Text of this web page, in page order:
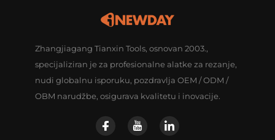
Zhangjiagang Tianxin Tools, osnovan 2003.,
specijaliziran je za profesionalne alatke za rezanje,
nudi globalnu isporuku, pozdravlja OEM / ODM /
OBM narudžbe, osigurava kvalitetu i inovacije.